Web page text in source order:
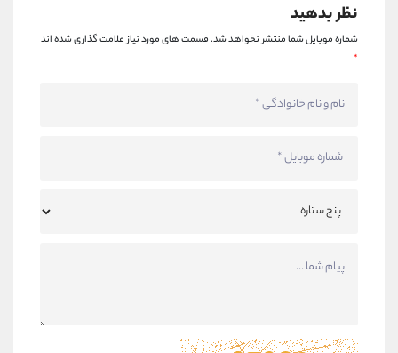
نظر بدهید
شماره موبایل شما منتشر نخواهد شد.قسمت های مورد نیاز علامت گذاری شده اند
*